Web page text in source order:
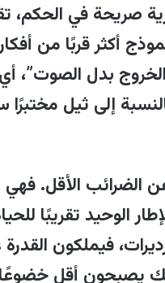
صريحة في الحكم،
أكثر قربًا من
بدل الصوت”،
إلى ثيل مختبرًا
الضرائب الأقل.
الوحيد تقريبًا
فيملكون
يصبحون أقل